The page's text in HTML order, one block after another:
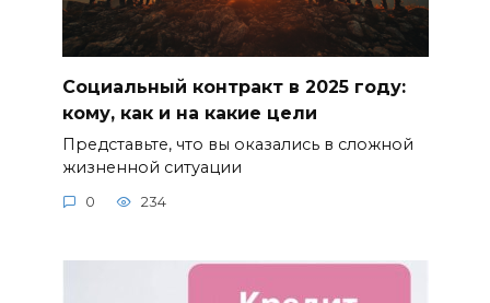
Социальный контракт в 2025 году:
кому, как и на какие цели
Представьте, что вы оказались в сложной
жизненной ситуации
0 234